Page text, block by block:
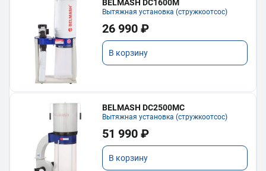
BELMASH DC1600M
Вытяжная установка (стружкоотсос)
26 990 ₽
В корзину
BELMASH DC2500MC
Вытяжная установка (стружкоотсос)
51 990 ₽
В корзину